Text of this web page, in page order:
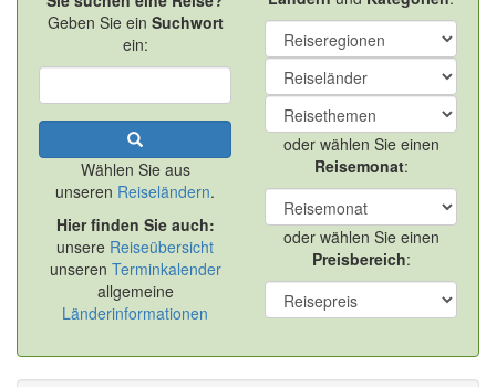
Geben Sie ein Suchwort
ein:
Wählen Sie aus
unseren Reiseländern.
Hier finden Sie auch:
unsere Reiseübersicht
unseren Terminkalender
allgemeine
Länderinformationen
oder wählen Sie einen
Reisemonat:
oder wählen Sie einen
Preisbereich: